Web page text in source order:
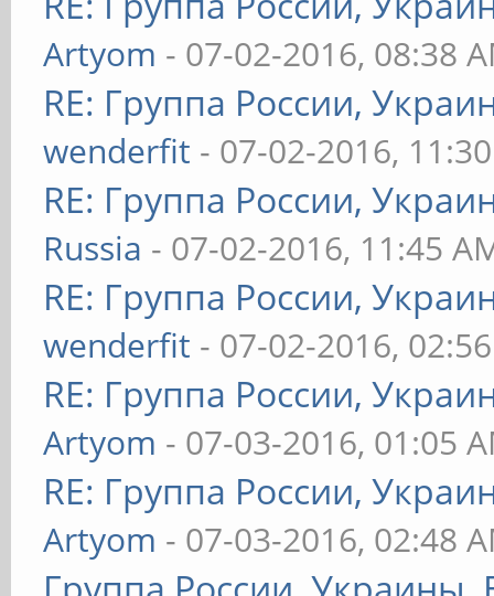
Artyom - 07-02-2016, 08:38
RE: Группа России,
wenderfit - 07-02-2016,
RE: Группа России,
Russia - 07-02-2016, 11:45
RE: Группа России,
wenderfit - 07-02-2016,
RE: Группа России,
Artyom - 07-03-2016, 01:05
RE: Группа России,
Artyom - 07-03-2016, 02:48